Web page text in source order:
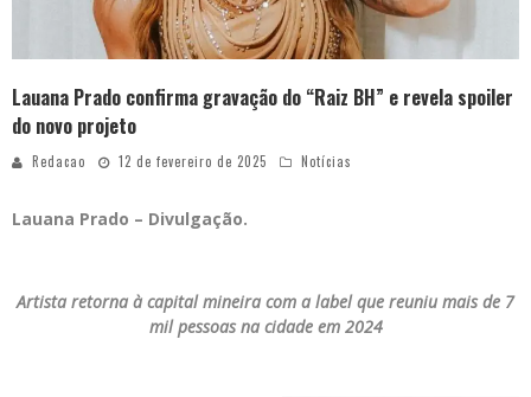
Lauana Prado confirma gravação do “Raiz BH” e revela spoiler
do novo projeto
Redacao 12 de fevereiro de 2025 Notícias
Lauana Prado – Divulgação.
Artista retorna à capital mineira com a label que reuniu mais de 7
mil pessoas na cidade em 2024